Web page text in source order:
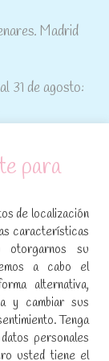
Madrid
31 de agosto:
para
de localización
características
su
a cabo el
alternativa,
y cambiar sus
Tenga
personales
usted tiene el